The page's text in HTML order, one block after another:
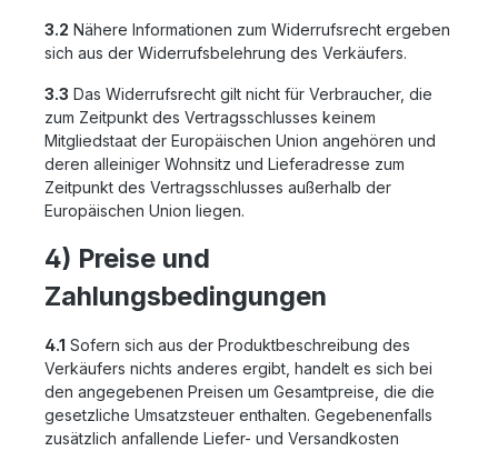
3.2 Nähere Informationen zum Widerrufsrecht ergeben
sich aus der Widerrufsbelehrung des Verkäufers.
3.3 Das Widerrufsrecht gilt nicht für Verbraucher, die
zum Zeitpunkt des Vertragsschlusses keinem
Mitgliedstaat der Europäischen Union angehören und
deren alleiniger Wohnsitz und Lieferadresse zum
Zeitpunkt des Vertragsschlusses außerhalb der
Europäischen Union liegen.
4) Preise und
Zahlungsbedingungen
4.1 Sofern sich aus der Produktbeschreibung des
Verkäufers nichts anderes ergibt, handelt es sich bei
den angegebenen Preisen um Gesamtpreise, die die
gesetzliche Umsatzsteuer enthalten. Gegebenenfalls
zusätzlich anfallende Liefer- und Versandkosten